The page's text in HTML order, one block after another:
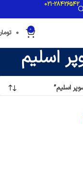
021-28426542
0
0